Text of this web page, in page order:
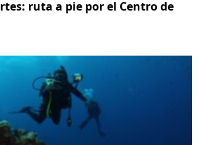
ruta a pie por el Centro de